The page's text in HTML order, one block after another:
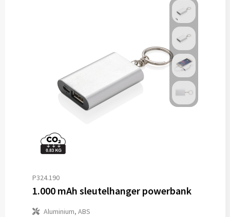
P324.190
1.000 mAh sleutelhanger powerbank
Aluminium, ABS